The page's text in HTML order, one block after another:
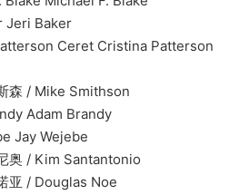
Baker
Ceret Cristina Patterson
Smithson
Brandy
Wejebe
Santantonio
Douglas Noe